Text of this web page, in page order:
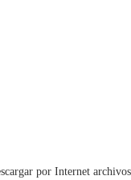
por Internet